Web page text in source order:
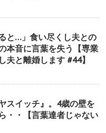
と…」食い尽くし夫との
本音に言葉を失う【専業
夫と離婚します #44】
スイッチ』。4歳の壁を
・・【言葉達者じゃない